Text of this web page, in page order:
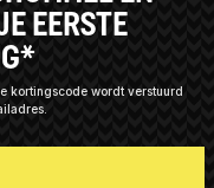
EERSTE
kortingscode wordt verstuurd